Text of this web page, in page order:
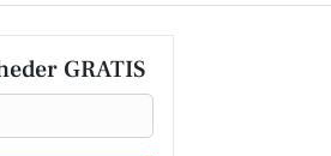
GRATIS